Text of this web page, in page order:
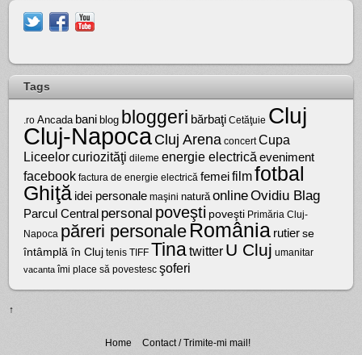
Tags
.ro Ancada bani blog bloggeri bărbaţi Cetăţuie Cluj
Cluj-NapocaCluj Arena concert Cupa
Liceelorcuriozităţi dileme energie electrică eveniment
facebook factura de energie electrică femei filmfotbal
Ghiţă idei personale maşini natură onlineOvidiu Blag
Parcul Central personal poveşti poveşti Primăria Cluj-
Napoca păreri personale România rutier se
întâmplă în Cluj tenis TIFF Tinatwitter U Cluj umanitar
vacanta îmi place să povestesc şoferi
↑
Home Contact / Trimite-mi mail!